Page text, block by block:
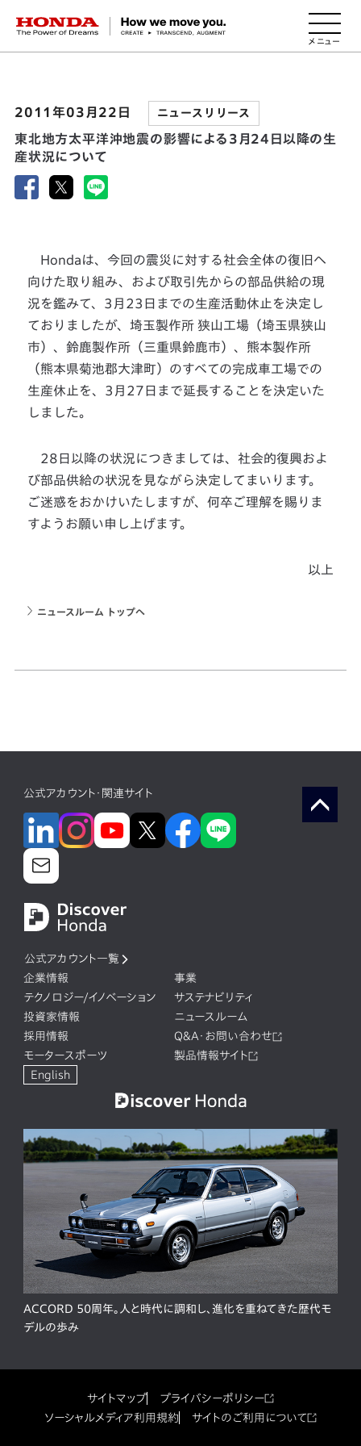
HONDA The Power of Dreams
2011年03月22日 ニュースリリース
東北地方太平洋沖地震の影響による3月24日以降の生
産状況について
Hondaは、今回の震災に対する社会全体の復旧へ
向けた取り組み、および取引先からの部品供給の現
況を鑑みて、3月23日までの生産活動休止を決定し
ておりましたが、埼玉製作所 狭山工場（埼玉県狭山
市）、鈴鹿製作所（三重県鈴鹿市）、熊本製作所
（熊本県菊池郡大津町）のすべての完成車工場での
生産休止を、3月27日まで延長することを決定いた
しました。
28日以降の状況につきましては、社会的復興およ
び部品供給の状況を見ながら決定してまいります。
ご迷惑をおかけいたしますが、何卒ご理解を賜りま
すようお願い申し上げます。
以上
ニュースルーム トップへ
公式アカウント・関連サイト
公式アカウント一覧
企業情報
事業
テクノロジー/イノベーション
サステナビリティ
投資家情報
ニュースルーム
採用情報
Q&A・お問い合わせ
モータースポーツ
製品情報サイト
English
ACCORD 50周年。人と時代に調和し、進化を重ねてきた歴代モ
デルの歩み
サイトマップ
プライバシーポリシー
ソーシャルメディア利用規約
サイトのご利用について